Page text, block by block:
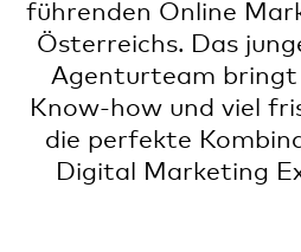
führenden Online
Österreichs. Das
Agenturteam bringt
Know-how und viel
die perfekte
Digital Marketing